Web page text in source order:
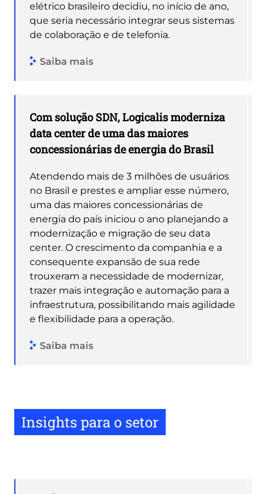
elétrico brasileiro decidiu, no início de ano,
que seria necessário integrar seus sistemas
de colaboração e de telefonia.
Saiba mais
Com solução SDN, Logicalis moderniza
data center de uma das maiores
concessionárias de energia do Brasil
Atendendo mais de 3 milhões de usuários
no Brasil e prestes e ampliar esse número,
uma das maiores concessionárias de
energia do país iniciou o ano planejando a
modernização e migração de seu data
center. O crescimento da companhia e a
consequente expansão de sua rede
trouxeram a necessidade de modernizar,
trazer mais integração e automação para a
infraestrutura, possibilitando mais agilidade
e flexibilidade para a operação.
Saiba mais
Insights para o setor